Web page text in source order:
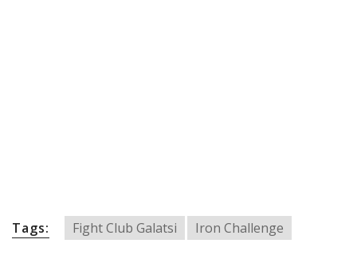
Tags: Fight Club Galatsi Iron Challenge